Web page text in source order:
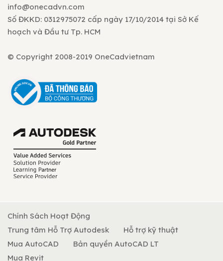
info@onecadvn.com
Số ĐKKD: 0312975072 cấp ngày 17/10/2014 tại Sở Kế
hoạch và Đầu tư Tp. HCM
© Copyright 2008-2019 OneCadvietnam
Chính Sách Hoạt Động
Trung tâm Hỗ Trợ Autodesk
Hỗ trợ kỹ thuật
Mua AutoCAD
Bản quyền AutoCAD LT
Mua Revit